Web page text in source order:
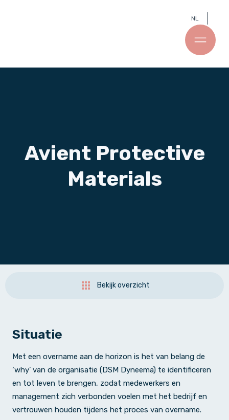
NL
Avient Protective
Materials
Bekijk overzicht
Situatie
Met een overname aan de horizon is het van belang de
‘why’ van de organisatie (DSM Dyneema) te identificeren
en tot leven te brengen, zodat medewerkers en
management zich verbonden voelen met het bedrijf en
vertrouwen houden tijdens het proces van overname.